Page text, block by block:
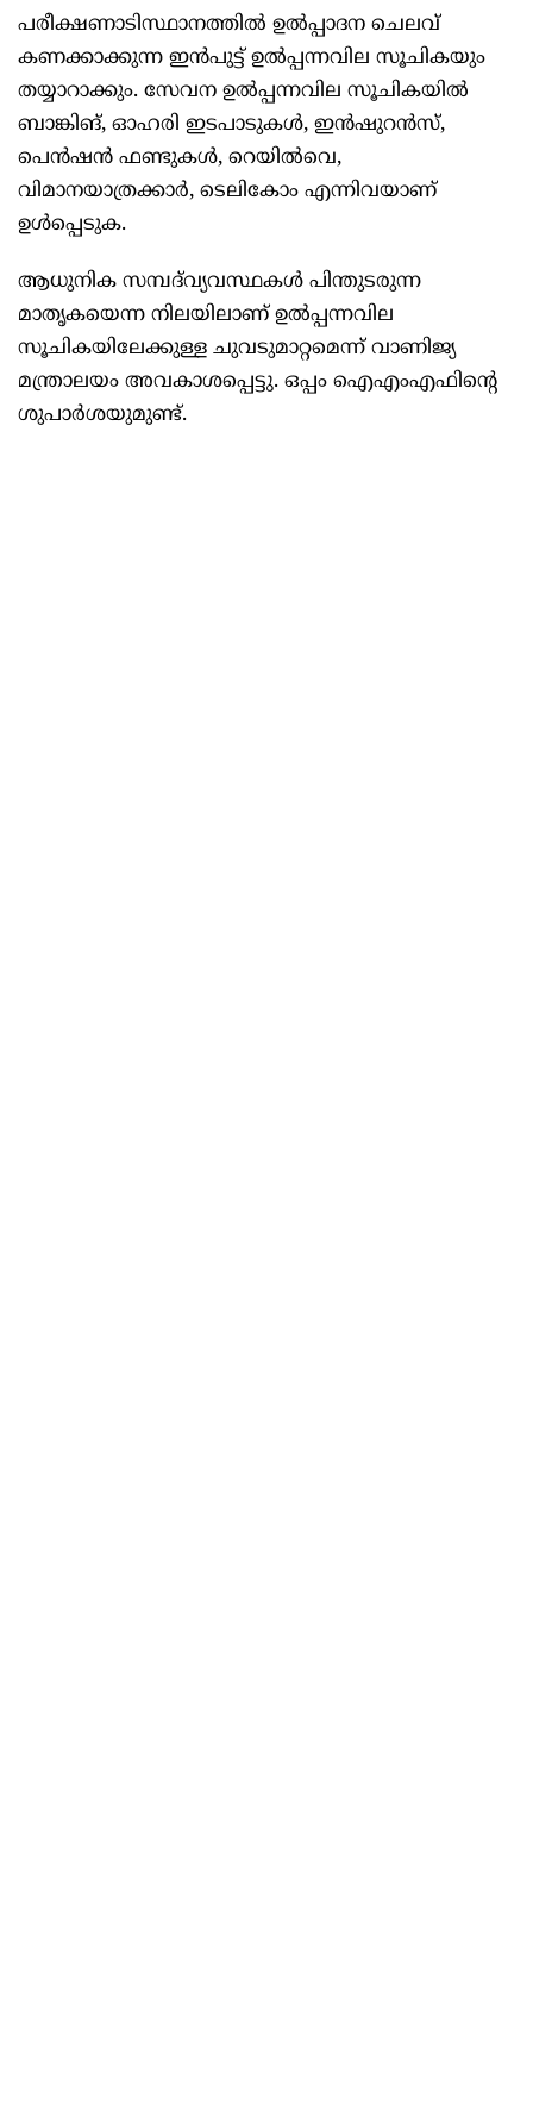
പരീക്ഷണാടിസ്ഥാനത്തിൽ ഉൽപ്പാദന ചെലവ്‌
കണക്കാക്കുന്ന ഇൻപുട്ട്‌ ഉൽപ്പന്നവില സൂചികയും
തയ്യാറാക്കും. സേവന ഉൽപ്പന്നവില സൂചികയിൽ
ബാങ്കിങ്‌, ഓഹരി ഇടപാടുകൾ, ഇൻഷുറൻസ്‌,
പെൻഷൻ ഫണ്ടുകൾ, റെയിൽവെ,
വിമാനയാത്രക്കാർ, ടെലികോം എന്നിവയാണ്‌
ഉൾപ്പെടുക.
ആധുനിക സമ്പദ്‌വ്യവസ്ഥകൾ പിന്തുടരുന്ന
മാതൃകയെന്ന നിലയിലാണ്‌ ഉൽപ്പന്നവില
സൂചികയിലേക്കുള്ള ചുവടുമാറ്റമെന്ന്‌ വാണിജ്യ
മന്ത്രാലയം അവകാശപ്പെട്ടു. ഒപ്പം ഐഎംഎഫിന്റെ
ശുപാർശയുമുണ്ട്‌.